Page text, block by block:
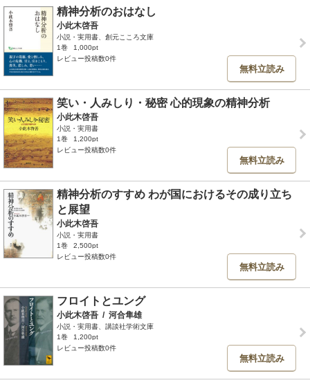
精神分析のおはなし
小此木啓吾
小説・実用書、創元こころ文庫
1巻
1,000pt
レビュー投稿数0件
無料立読み
笑い・人みしり・秘密 心的現象の精神分析
小此木啓吾
小説・実用書
1巻
1,200pt
レビュー投稿数0件
無料立読み
精神分析のすすめ わが国におけるその成り立ち
と展望
小此木啓吾
小説・実用書
1巻
2,500pt
レビュー投稿数0件
無料立読み
フロイトとユング
小此木啓吾 / 河合隼雄
小説・実用書、講談社学術文庫
1巻
1,200pt
レビュー投稿数0件
無料立読み